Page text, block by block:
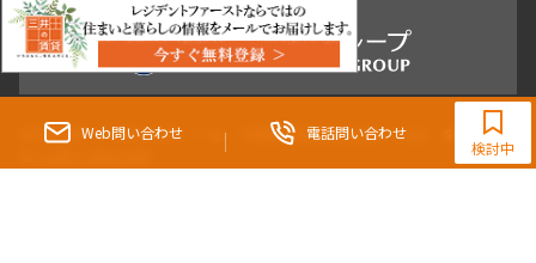
Web問い合わせ 電話問い合わせ
0120-321-364
9:30~18:00（水曜定休）
検討中
東京都知事（3）第96482号 （一社） 不動産流通経営協会会員 （公社） 首都圏不動